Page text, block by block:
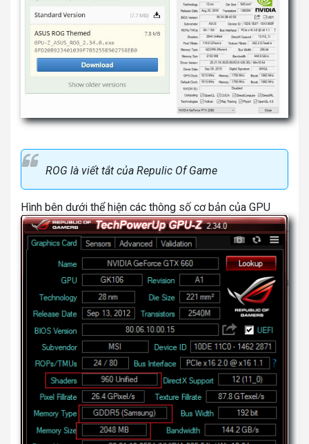
ROG là viết tắt của Repulic Of Game
Hình bên dưới thể hiện các thông số cơ bản của GPU